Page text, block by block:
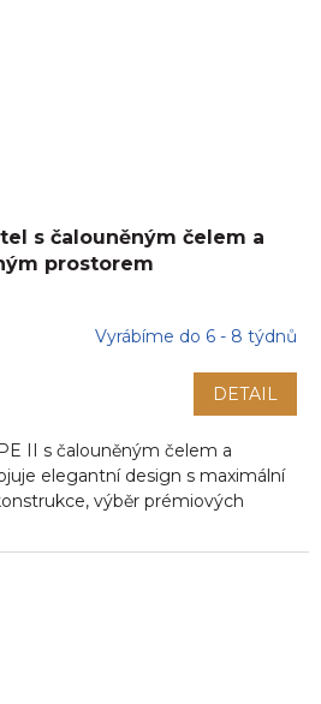
s čalouněným čelem a
prostorem
Vyrábíme do 6 - 8 týdnů
DETAIL
II s čalouněným čelem a
elegantní design s maximální
výběr prémiových